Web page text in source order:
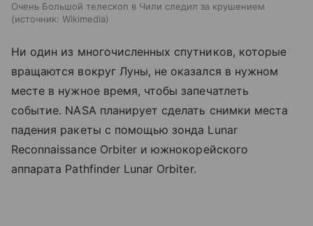
Очень Большой телескоп в Чили следил за крушением
источник: Wikimedia
Ни один из многочисленных спутников, которые
вращаются вокруг Луны, не оказался в нужном
месте в нужное время, чтобы запечатлеть
событие. NASA планирует сделать снимки места
падения ракеты с помощью зонда Lunar
Reconnaissance Orbiter и южнокорейского
аппарата Pathfinder Lunar Orbiter.